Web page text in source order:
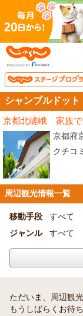
シャンブルドッ
京都北嵯峨 家族で
京都府
クチコミ
周辺観光情報一覧
移動手段
すべて
ジャンル
すべて
ただいま、周辺観
もうしばらくお待